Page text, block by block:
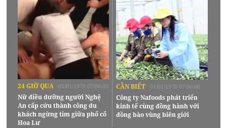
24 GIỜ QUA 01/01/1970 07:00:00
Nữ điều dưỡng người Nghệ
An cấp cứu thành công du
khách ngừng tim giữa phố cổ
Hoa Lư
CẦN BIẾT 01/01/1970 07:00:00
Công ty Nafoods phát triển
kinh tế cùng đồng hành với
đồng bào vùng biên giới